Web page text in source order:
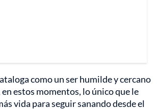
como un ser humilde y cercano
en estos momentos, lo único que le
vida para seguir sanando desde el